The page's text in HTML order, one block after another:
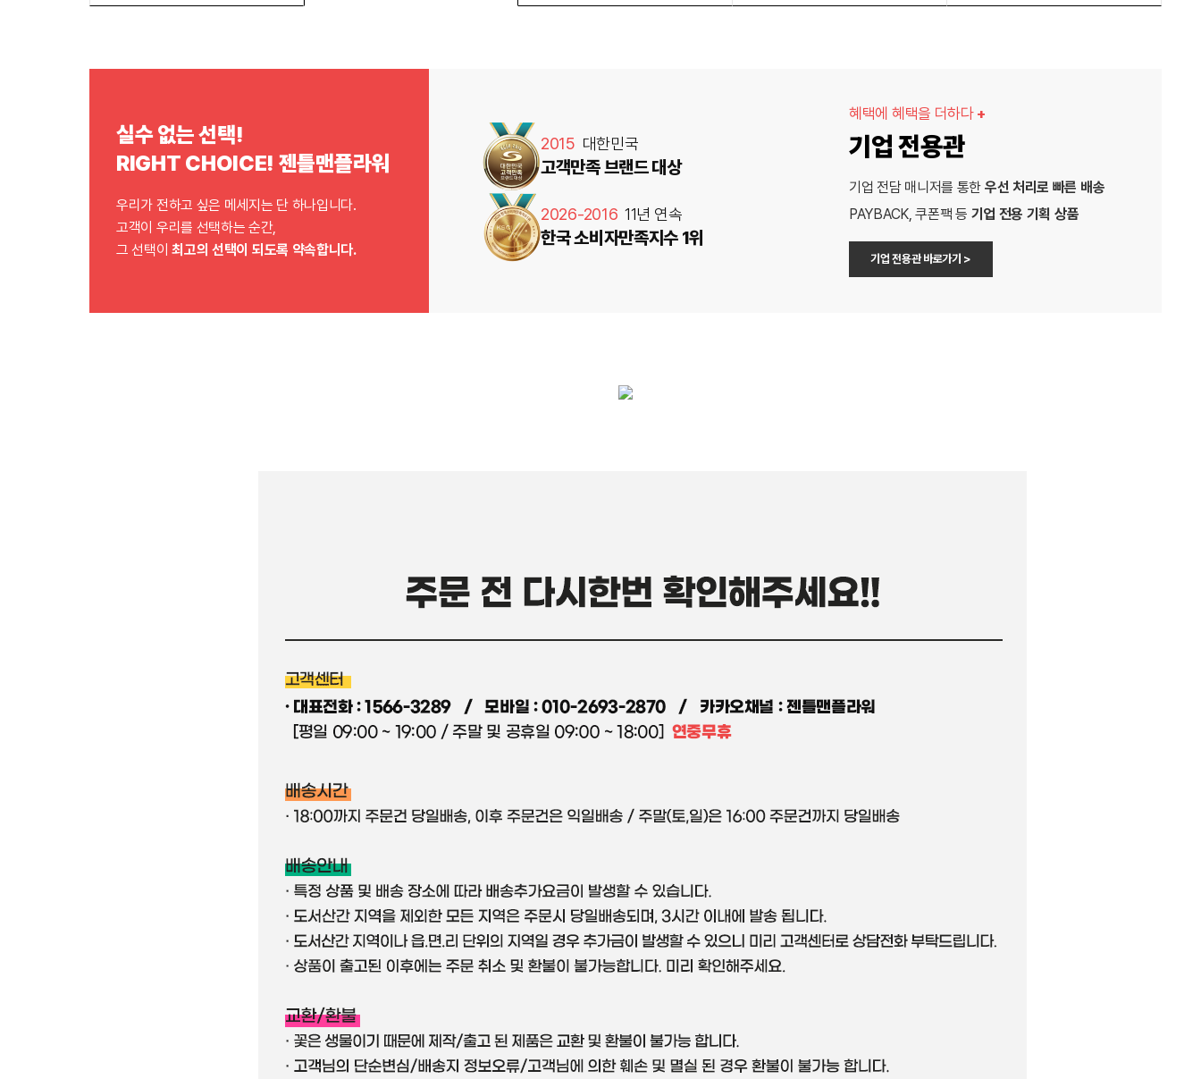
실수 없는 선택!
RIGHT CHOICE! 젠틀맨플라워
우리가 전하고 싶은 메세지는 단 하나입니다.
고객이 우리를 선택하는 순간,
그 선택이최고의 선택이 되도록 약속합니다.
2015 대한민국
고객만족 브랜드 대상
2026-2016 11년 연속
한국 소비자만족지수 1위
혜택에 혜택을 더하다 +
기업 전용관
기업 전담 매니저를 통한 우선 처리로 빠른 배송
PAYBACK, 쿠폰팩 등 기업 전용 기획 상품
기업 전용관 바로가기 >